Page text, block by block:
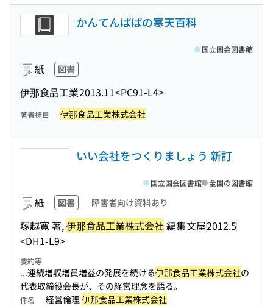
かんてんぱぱの寒天百科
紙 図書
伊那食品工業2013.11<PC91-L4>
国立国会図書館
著者標目 伊那食品工業株式会社
いい会社をつくりましょう 新訂
紙 図書 障害者向け資料あり
塚越寛 著,伊那食品工業株式会社編集文屋2012.5
<DH1-L9>
国立国会図書館 全国の図書館
要約等
...連続増収増員増益の発展を続ける伊那食品工業株式会社の
代表取締役会長が、その経営理念を語る。
件名 経営倫理伊那食品工業株式会社